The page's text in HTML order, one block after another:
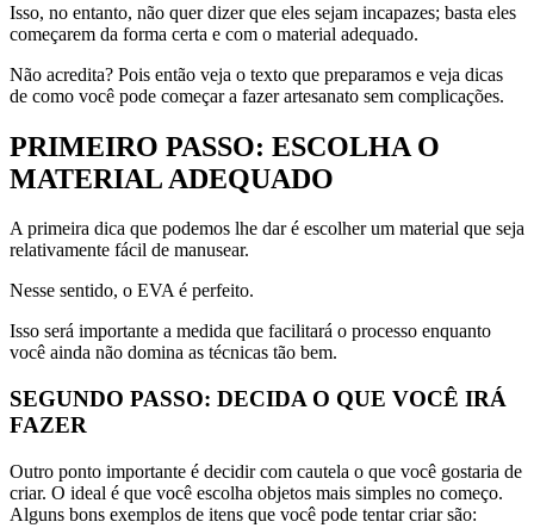
Isso, no entanto, não quer dizer que eles sejam incapazes; basta eles
começarem da forma certa e com o material adequado.
Não acredita? Pois então veja o texto que preparamos e veja dicas
de como você pode começar a fazer artesanato sem complicações.
PRIMEIRO PASSO: ESCOLHA O
MATERIAL ADEQUADO
A primeira dica que podemos lhe dar é escolher um material que seja
relativamente fácil de manusear.
Nesse sentido, o EVA é perfeito.
Isso será importante a medida que facilitará o processo enquanto
você ainda não domina as técnicas tão bem.
SEGUNDO PASSO: DECIDA O QUE VOCÊ IRÁ
FAZER
Outro ponto importante é decidir com cautela o que você gostaria de
criar. O ideal é que você escolha objetos mais simples no começo.
Alguns bons exemplos de itens que você pode tentar criar são: